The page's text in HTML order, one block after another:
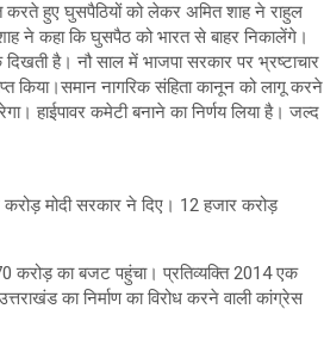
करते हुए घुसपैठियों को लेकर अमित शाह ने राहुल
ने कहा कि घुसपैठ को भारत से बाहर निकालेंगे।
है। नौ साल में भाजपा सरकार पर भ्रष्टाचार
किया।समान नागरिक संहिता कानून को लागू करने
हाईपावर कमेटी बनाने का निर्णय लिया है। जल्द
मोदी सरकार ने दिए। 12 हजार करोड़
का बजट पहुंचा। प्रतिव्यक्ति 2014 एक
का निर्माण का विरोध करने वाली कांग्रेस